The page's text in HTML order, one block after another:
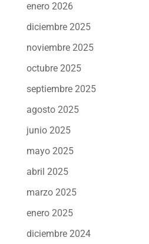
enero 2026
diciembre 2025
noviembre 2025
octubre 2025
septiembre 2025
agosto 2025
junio 2025
mayo 2025
abril 2025
marzo 2025
enero 2025
diciembre 2024